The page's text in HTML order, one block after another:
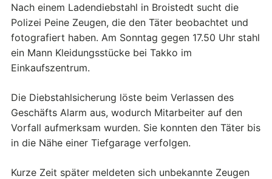
Nach einem Ladendiebstahl in Broistedt sucht die
Polizei Peine Zeugen, die den Täter beobachtet und
fotografiert haben. Am Sonntag gegen 17.50 Uhr stahl
ein Mann Kleidungsstücke bei Takko im
Einkaufszentrum.
Die Diebstahlsicherung löste beim Verlassen des
Geschäfts Alarm aus, wodurch Mitarbeiter auf den
Vorfall aufmerksam wurden. Sie konnten den Täter bis
in die Nähe einer Tiefgarage verfolgen.
Kurze Zeit später meldeten sich unbekannte Zeugen